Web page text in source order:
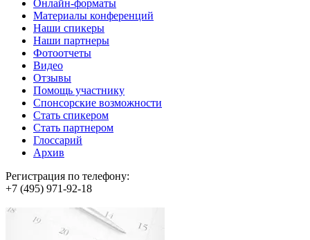
Онлайн-форматы
Материалы конференций
Наши спикеры
Наши партнеры
Фотоотчеты
Видео
Отзывы
Помощь участнику
Спонсорские возможности
Стать спикером
Стать партнером
Глоссарий
Архив
Регистрация по телефону:
+7 (495) 971-92-18